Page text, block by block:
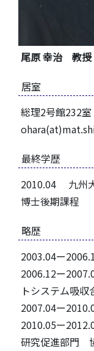
尾原 幸治 教授
居室
総理2号館232室
最終学歴
2010.04 九州
博士後期課程
略歴
2003.04ー
2006.12ー
トシステム吸収
2007.04ー
2010.05ー
研究促進部門